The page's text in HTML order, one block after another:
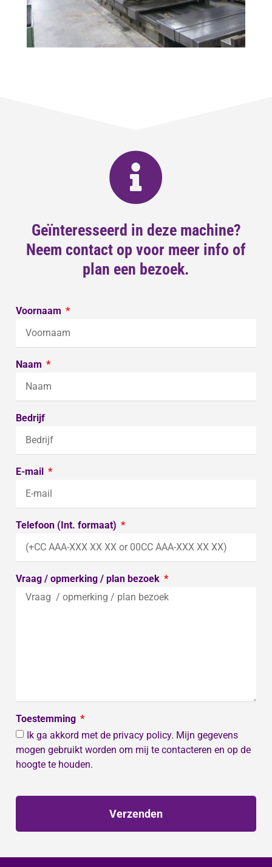
Geïnteresseerd in deze machine?
Neem contact op voor meer info of
plan een bezoek.
Voornaam
Naam
Bedrijf
E-mail
Telefoon (Int. formaat)
Vraag / opmerking / plan bezoek
Toestemming
Ik ga akkord met de privacy policy. Mijn gegevens
mogen gebruikt worden om mij te contacteren en op de
hoogte te houden.
Verzenden